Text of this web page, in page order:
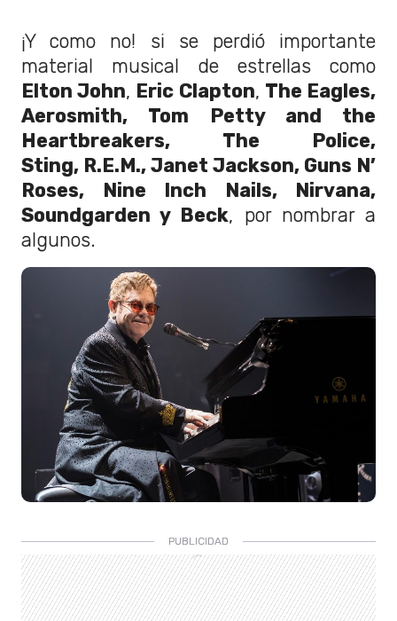
¡Y como no! si se perdió importante
material musical de estrellas como
Elton John, Eric Clapton, The Eagles,
Aerosmith, Tom Petty and the
Heartbreakers, The Police,
Sting, R.E.M., Janet Jackson, Guns N’
Roses, Nine Inch Nails, Nirvana,
Soundgarden y Beck, por nombrar a
algunos.